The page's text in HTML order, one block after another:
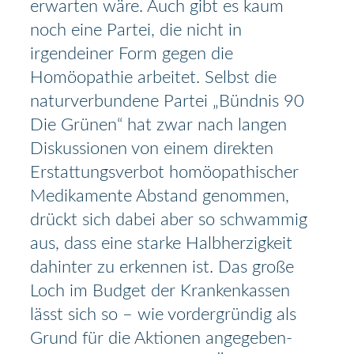
erwarten wäre. Auch gibt es kaum
noch eine Partei, die nicht in
irgendeiner Form gegen die
Homöopathie arbeitet. Selbst die
naturverbundene Partei „Bündnis 90
Die Grünen“ hat zwar nach langen
Diskussionen von einem direkten
Erstattungsverbot homöopathischer
Medikamente Abstand genommen,
drückt sich dabei aber so schwammig
aus, dass eine starke Halbherzigkeit
dahinter zu erkennen ist. Das große
Loch im Budget der Krankenkassen
lässt sich so – wie vordergründig als
Grund für die Aktionen angegeben-